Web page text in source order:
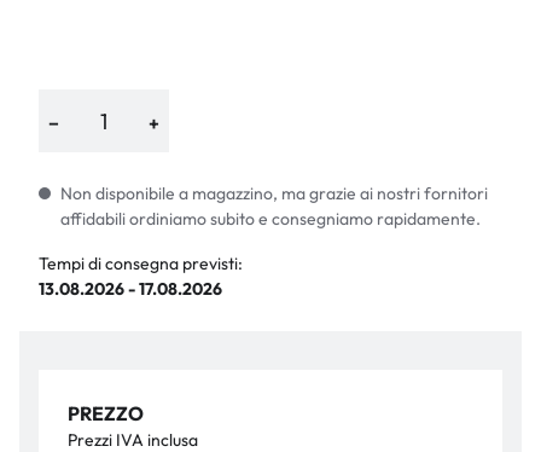
− +
Non disponibile a magazzino, ma grazie ai nostri fornitori
affidabili ordiniamo subito e consegniamo rapidamente.
Tempi di consegna previsti:
13.08.2026 - 17.08.2026
PREZZO
Prezzi IVA inclusa